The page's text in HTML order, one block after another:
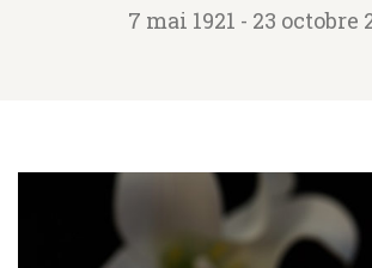
7 mai 1921 - 23 octobre